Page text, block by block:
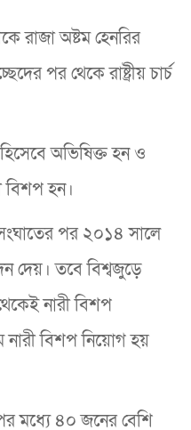
রাজা অষ্টম হেনরির
পর থেকে রাষ্ট্রীয় চার্চ
অভিষিক্ত হন ও
বিশপ হন।
সংঘাতের পর ২০১৪ সালে
দেয়। তবে বিশ্বজুড়ে
নারী বিশপ
নারী বিশপ নিয়োগ হয়
মধ্যে ৪০ জনের বেশি